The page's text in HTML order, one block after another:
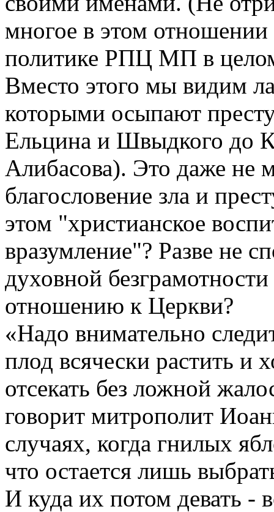
многое в этом отношении
политике РПЦ МП в
Вместо этого мы видим
которыми осыпают
Ельцина и Швыдкого до
Алибасова). Это даже не
благословение зла и
этом "христианское
вразумление"? Разве не
духовной
отношению к Церкви?
«Надо внимательно
плод всячески растить и
отсекать без ложной
говорит митрополит
случаях, когда гнилых
что остается лишь
И куда их потом девать -